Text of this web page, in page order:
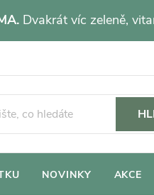
Dvakrát víc zeleně,
NOVINKY AKCE